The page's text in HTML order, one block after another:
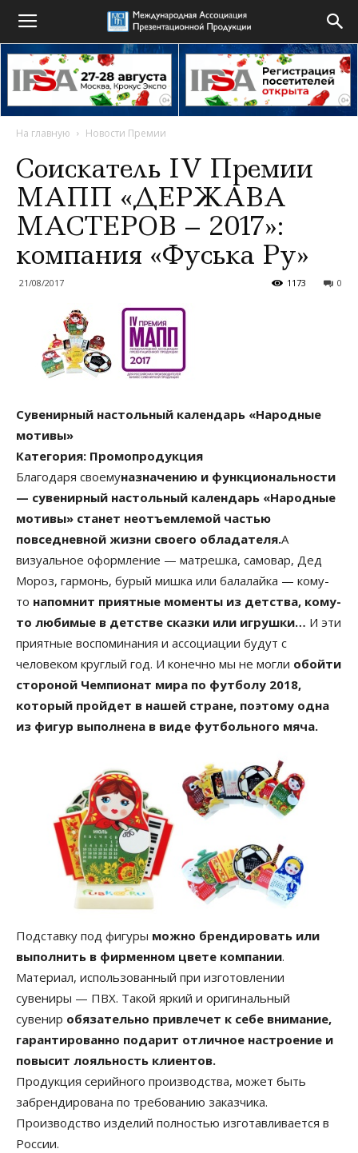
На главную Новости Премии
Соискатель IV Премии
МАПП «ДЕРЖАВА
МАСТЕРОВ – 2017»:
компания «Фуська Ру»
21/08/2017 0
1173
Сувенирный настольный календарь «Народные
мотивы»
Категория: Промопродукция
Благодаря своемуназначению и функциональности
— сувенирный настольный календарь «Народные
мотивы» станет неотъемлемой частью
повседневной жизни своего обладателя.А
визуальное оформление — матрешка, самовар, Дед
Мороз, гармонь, бурый мишка или балалайка — кому-
то напомнит приятные моменты из детства, кому-
то любимые в детстве сказки или игрушки… И эти
приятные воспоминания и ассоциации будут с
человеком круглый год. И конечно мы не могли обойти
стороной Чемпионат мира по футболу 2018,
который пройдет в нашей стране, поэтому одна
из фигур выполнена в виде футбольного мяча.
Подставку под фигуры можно брендировать или
выполнить в фирменном цвете компании.
Материал, использованный при изготовлении
сувениры — ПВХ. Такой яркий и оригинальный
сувенир обязательно привлечет к себе внимание,
гарантированно подарит отличное настроение и
повысит лояльность клиентов.
Продукция серийного производства, может быть
забрендирована по требованию заказчика.
Производство изделий полностью изготавливается в
России.